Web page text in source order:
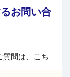
お問い合
問は、こち